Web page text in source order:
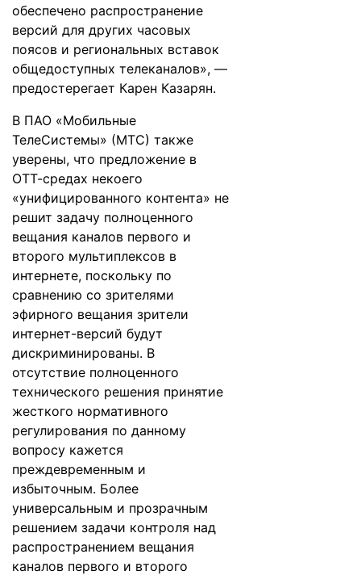
обеспечено распространение
версий для других часовых
поясов и региональных вставок
общедоступных телеканалов», —
предостерегает Карен Казарян.
В ПАО «Мобильные
ТелеСистемы» (МТС) также
уверены, что предложение в
ОТТ-средах некоего
«унифицированного контента» не
решит задачу полноценного
вещания каналов первого и
второго мультиплексов в
интернете, поскольку по
сравнению со зрителями
эфирного вещания зрители
интернет-версий будут
дискриминированы. В
отсутствие полноценного
технического решения принятие
жесткого нормативного
регулирования по данному
вопросу кажется
преждевременным и
избыточным. Более
универсальным и прозрачным
решением задачи контроля над
распространением вещания
каналов первого и второго